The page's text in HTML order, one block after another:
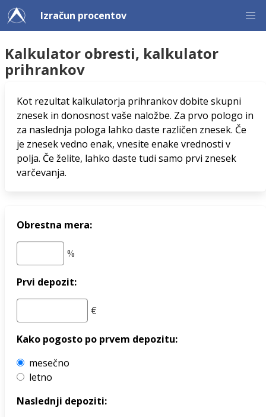
Izračun procentov
Kalkulator obresti, kalkulator
prihrankov
Kot rezultat kalkulatorja prihrankov dobite skupni
znesek in donosnost vaše naložbe. Za prvo pologo in
za naslednja pologa lahko daste različen znesek. Če
je znesek vedno enak, vnesite enake vrednosti v
polja. Če želite, lahko daste tudi samo prvi znesek
varčevanja.
Obrestna mera:
Prvi depozit:
Kako pogosto po prvem depozitu:
mesečno
letno
Naslednji depoziti: